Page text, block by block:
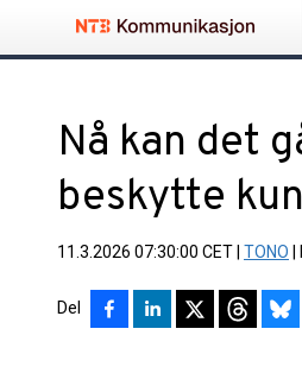
Nå kan det
beskytte
11.3.2026 07:30:00 CET TONO
Del